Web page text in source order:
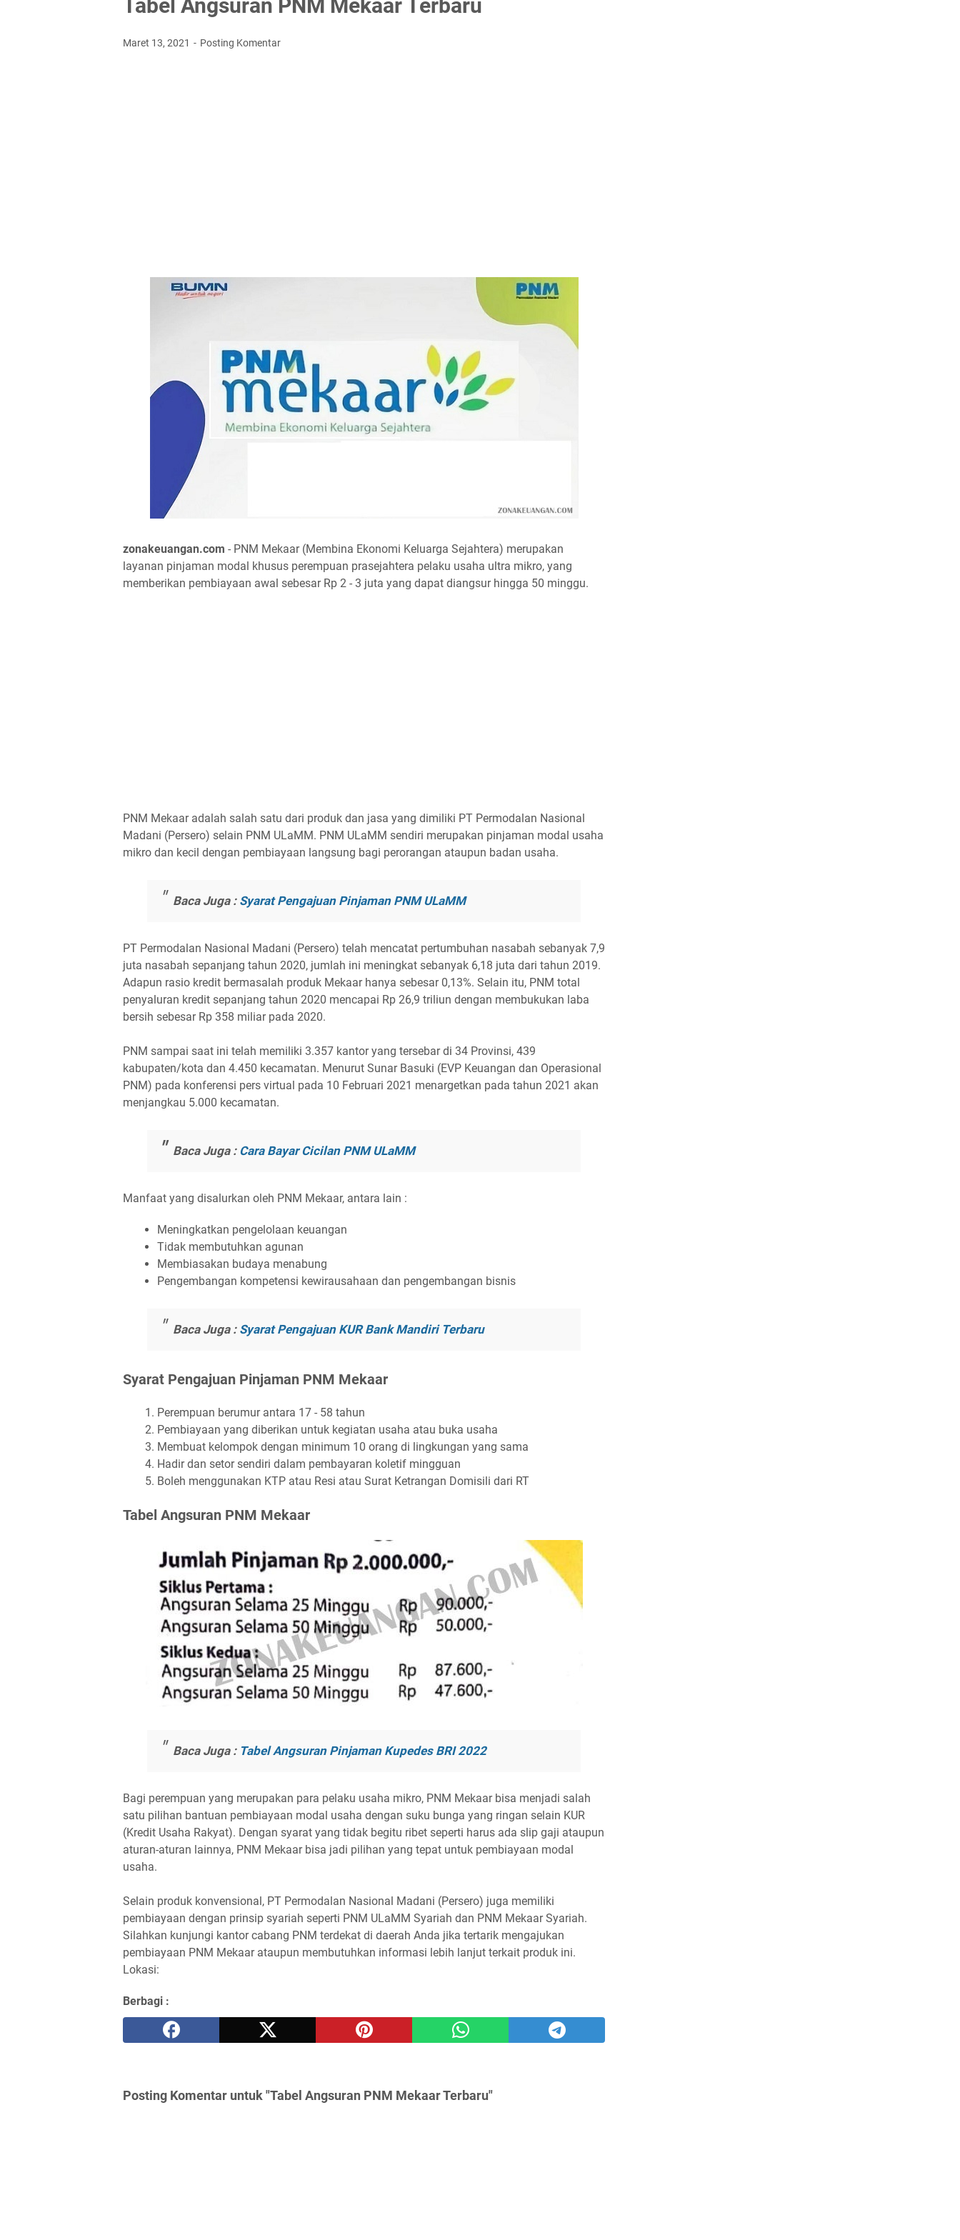
Tabel Angsuran PNM Mekaar Terbaru
Maret 13, 2021 Posting Komentar
zonakeuangan.com - PNM Mekaar (Membina Ekonomi Keluarga Sejahtera) merupakan
layanan pinjaman modal khusus perempuan prasejahtera pelaku usaha ultra mikro, yang
memberikan pembiayaan awal sebesar Rp 2 - 3 juta yang dapat diangsur hingga 50 minggu.
PNM Mekaar adalah salah satu dari produk dan jasa yang dimiliki PT Permodalan Nasional
Madani (Persero) selain PNM ULaMM. PNM ULaMM sendiri merupakan pinjaman modal usaha
mikro dan kecil dengan pembiayaan langsung bagi perorangan ataupun badan usaha.
Baca Juga : Syarat Pengajuan Pinjaman PNM ULaMM
PT Permodalan Nasional Madani (Persero) telah mencatat pertumbuhan nasabah sebanyak 7,9
juta nasabah sepanjang tahun 2020, jumlah ini meningkat sebanyak 6,18 juta dari tahun 2019.
Adapun rasio kredit bermasalah produk Mekaar hanya sebesar 0,13%. Selain itu, PNM total
penyaluran kredit sepanjang tahun 2020 mencapai Rp 26,9 triliun dengan membukukan laba
bersih sebesar Rp 358 miliar pada 2020.
PNM sampai saat ini telah memiliki 3.357 kantor yang tersebar di 34 Provinsi, 439
kabupaten/kota dan 4.450 kecamatan. Menurut Sunar Basuki (EVP Keuangan dan Operasional
PNM) pada konferensi pers virtual pada 10 Februari 2021 menargetkan pada tahun 2021 akan
menjangkau 5.000 kecamatan.
Baca Juga : Cara Bayar Cicilan PNM ULaMM
Manfaat yang disalurkan oleh PNM Mekaar, antara lain :
Meningkatkan pengelolaan keuangan
Tidak membutuhkan agunan
Membiasakan budaya menabung
Pengembangan kompetensi kewirausahaan dan pengembangan bisnis
Baca Juga : Syarat Pengajuan KUR Bank Mandiri Terbaru
Syarat Pengajuan Pinjaman PNM Mekaar
Perempuan berumur antara 17 - 58 tahun
Pembiayaan yang diberikan untuk kegiatan usaha atau buka usaha
Membuat kelompok dengan minimum 10 orang di lingkungan yang sama
Hadir dan setor sendiri dalam pembayaran koletif mingguan
Boleh menggunakan KTP atau Resi atau Surat Ketrangan Domisili dari RT
Tabel Angsuran PNM Mekaar
Baca Juga : Tabel Angsuran Pinjaman Kupedes BRI 2022
Bagi perempuan yang merupakan para pelaku usaha mikro, PNM Mekaar bisa menjadi salah
satu pilihan bantuan pembiayaan modal usaha dengan suku bunga yang ringan selain KUR
(Kredit Usaha Rakyat). Dengan syarat yang tidak begitu ribet seperti harus ada slip gaji ataupun
aturan-aturan lainnya, PNM Mekaar bisa jadi pilihan yang tepat untuk pembiayaan modal
usaha.
Selain produk konvensional, PT Permodalan Nasional Madani (Persero) juga memiliki
pembiayaan dengan prinsip syariah seperti PNM ULaMM Syariah dan PNM Mekaar Syariah.
Silahkan kunjungi kantor cabang PNM terdekat di daerah Anda jika tertarik mengajukan
pembiayaan PNM Mekaar ataupun membutuhkan informasi lebih lanjut terkait produk ini.
Lokasi:
Berbagi :
Posting Komentar untuk "Tabel Angsuran PNM Mekaar Terbaru"